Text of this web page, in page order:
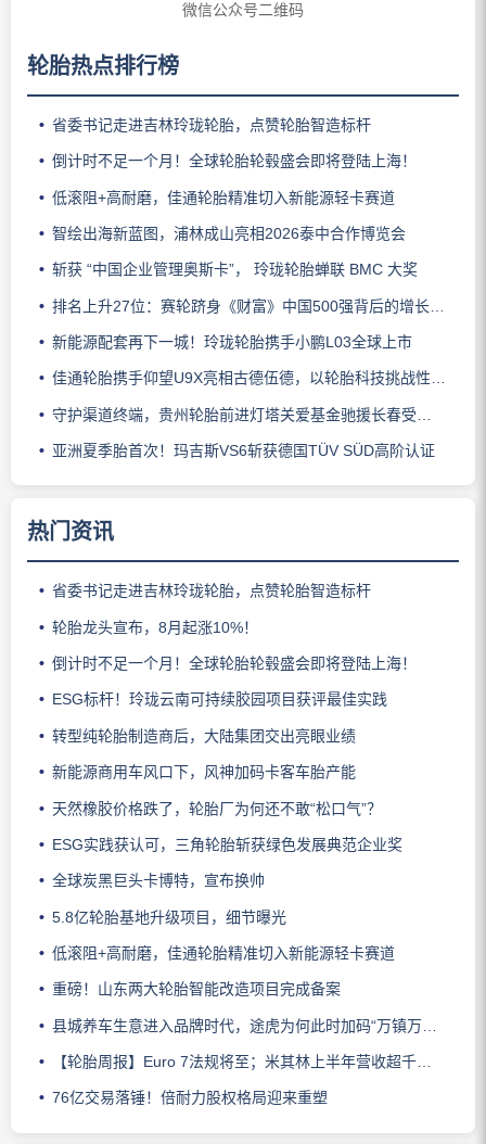
微信公众号二维码
轮胎热点排行榜
省委书记走进吉林玲珑轮胎，点赞轮胎智造标杆
倒计时不足一个月！全球轮胎轮毂盛会即将登陆上海！
低滚阻+高耐磨，佳通轮胎精准切入新能源轻卡赛道
智绘出海新蓝图，浦林成山亮相2026泰中合作博览会
斩获 “中国企业管理奥斯卡”， 玲珑轮胎蝉联 BMC 大奖
排名上升27位：赛轮跻身《财富》中国500强背后的增长逻辑
新能源配套再下一城！玲珑轮胎携手小鹏L03全球上市
佳通轮胎携手仰望U9X亮相古德伍德，以轮胎科技挑战性能边界
守护渠道终端，贵州轮胎前进灯塔关爱基金驰援长春受灾门店
亚洲夏季胎首次！玛吉斯VS6斩获德国TÜV SÜD高阶认证
热门资讯
省委书记走进吉林玲珑轮胎，点赞轮胎智造标杆
轮胎龙头宣布，8月起涨10%！
倒计时不足一个月！全球轮胎轮毂盛会即将登陆上海！
ESG标杆！玲珑云南可持续胶园项目获评最佳实践
转型纯轮胎制造商后，大陆集团交出亮眼业绩
新能源商用车风口下，风神加码卡客车胎产能
天然橡胶价格跌了，轮胎厂为何还不敢“松口气”？
ESG实践获认可，三角轮胎斩获绿色发展典范企业奖
全球炭黑巨头卡博特，宣布换帅
5.8亿轮胎基地升级项目，细节曝光
低滚阻+高耐磨，佳通轮胎精准切入新能源轻卡赛道
重磅！山东两大轮胎智能改造项目完成备案
县城养车生意进入品牌时代，途虎为何此时加码“万镇万店”？
【轮胎周报】Euro 7法规将至；米其林上半年营收超千亿；倍耐力上半年盈利稳增；龙星炭黑斩获欧洲近万吨订单
76亿交易落锤！倍耐力股权格局迎来重塑